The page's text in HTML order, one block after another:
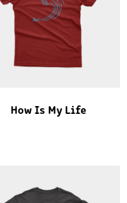
How Is My Life